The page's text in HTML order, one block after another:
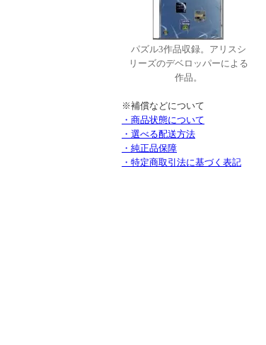
パズル3作品収録。アリスシ
リーズのデベロッパーによる
作品。
※補償などについて
・商品状態について
・選べる配送方法
・純正品保障
・特定商取引法に基づく表記